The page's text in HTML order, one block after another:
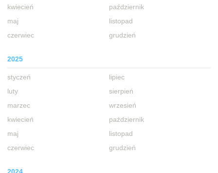
kwiecień
maj
czerwiec
październik
listopad
grudzień
2025
styczeń
luty
marzec
kwiecień
maj
czerwiec
lipiec
sierpień
wrzesień
październik
listopad
grudzień